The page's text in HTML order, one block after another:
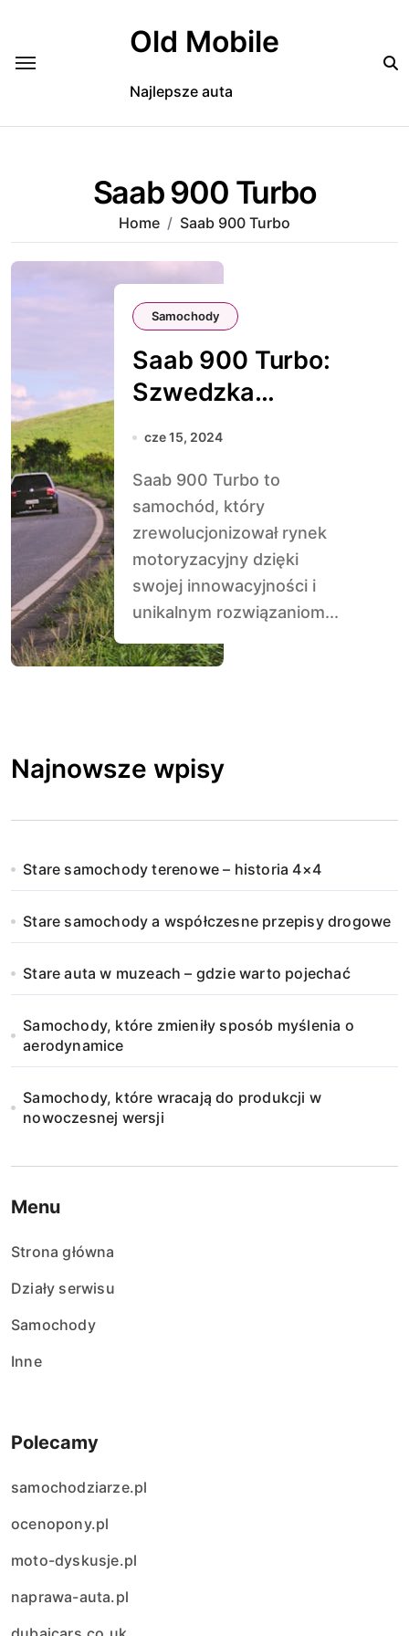
Old Mobile
Najlepsze auta
Saab 900 Turbo
Home Saab 900 Turbo
Samochody
Saab 900 Turbo:
Szwedzka
Innowacja
cze 15, 2024
Saab 900 Turbo to
samochód, który
zrewolucjonizował rynek
motoryzacyjny dzięki
swojej innowacyjności i
unikalnym rozwiązaniom...
Najnowsze wpisy
Stare samochody terenowe – historia 4×4
Stare samochody a współczesne przepisy drogowe
Stare auta w muzeach – gdzie warto pojechać
Samochody, które zmieniły sposób myślenia o
aerodynamice
Samochody, które wracają do produkcji w
nowoczesnej wersji
Menu
Strona główna
Działy serwisu
Samochody
Inne
Polecamy
samochodziarze.pl
ocenopony.pl
moto-dyskusje.pl
naprawa-auta.pl